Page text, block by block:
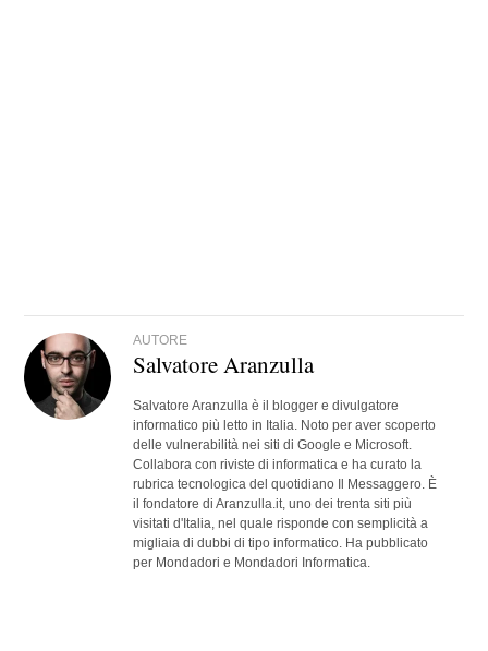
AUTORE
Salvatore Aranzulla
Salvatore Aranzulla è il blogger e divulgatore
informatico più letto in Italia. Noto per aver scoperto
delle vulnerabilità nei siti di Google e Microsoft.
Collabora con riviste di informatica e ha curato la
rubrica tecnologica del quotidiano Il Messaggero. È
il fondatore di Aranzulla.it, uno dei trenta siti più
visitati d'Italia, nel quale risponde con semplicità a
migliaia di dubbi di tipo informatico. Ha pubblicato
per Mondadori e Mondadori Informatica.